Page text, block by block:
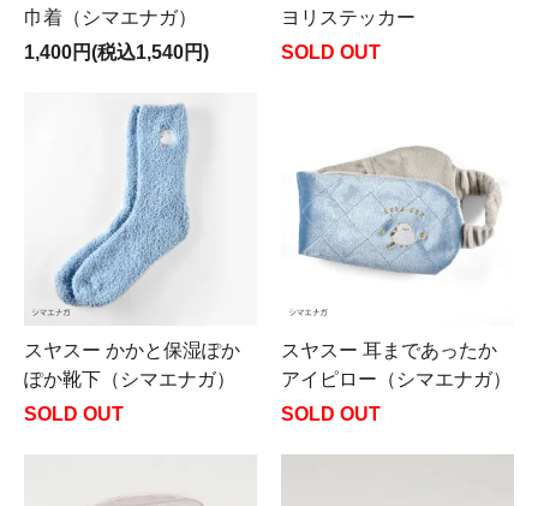
巾着（シマエナガ）
1,400円(税込1,540円)
ヨリステッカー
SOLD OUT
スヤスー かかと保湿ぽか
ぽか靴下（シマエナガ）
SOLD OUT
スヤスー 耳まであったか
アイピロー（シマエナガ）
SOLD OUT